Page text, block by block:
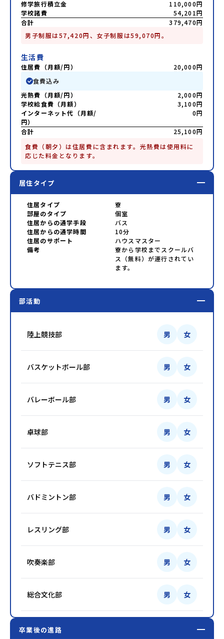
修学旅行積立金
110,000円
学校諸費
54,201円
合計
379,470円
男子制服は57,420円、女子制服は59,070円。
生活費
住居費（月額/円）
20,000円
食費込み
光熱費（月額/円）
2,000円
学校給食費（月額）
3,100円
インターネット代（月額/
円）
0円
合計
25,100円
食費（朝夕）は住居費に含まれます。光熱費は使用料に
応じた料金となります。
居住タイプ
住居タイプ
寮
部屋のタイプ
個室
住居からの通学手段
バス
住居からの通学時間
10分
住居のサポート
ハウスマスター
備考
寮から学校までスクールバ
ス（無料）が運行されてい
ます。
部活動
陸上競技部 男 女
バスケットボール部 男 女
バレーボール部 男 女
卓球部 男 女
ソフトテニス部 男 女
バドミントン部 男 女
レスリング部 男 女
吹奏楽部 男 女
総合文化部 男 女
卒業後の進路